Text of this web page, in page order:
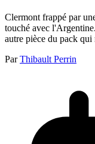
Clermont frappé par
touché avec
autre pièce du pack qui
Par Thibault Perrin